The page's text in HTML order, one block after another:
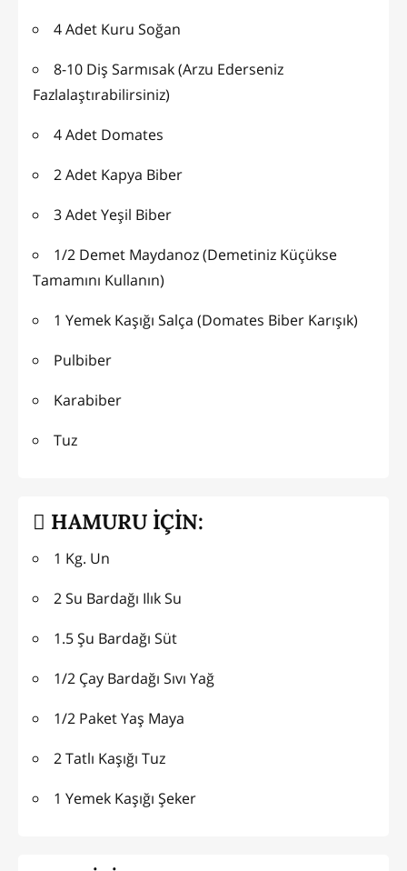
4 Adet Kuru Soğan
8-10 Diş Sarmısak (Arzu Ederseniz
Fazlalaştırabilirsiniz)
4 Adet Domates
2 Adet Kapya Biber
3 Adet Yeşil Biber
1/2 Demet Maydanoz (Demetiniz Küçükse
Tamamını Kullanın)
1 Yemek Kaşığı Salça (Domates Biber Karışık)
Pulbiber
Karabiber
Tuz
HAMURU İÇİN:
1 Kg. Un
2 Su Bardağı Ilık Su
1.5 Şu Bardağı Süt
1/2 Çay Bardağı Sıvı Yağ
1/2 Paket Yaş Maya
2 Tatlı Kaşığı Tuz
1 Yemek Kaşığı Şeker